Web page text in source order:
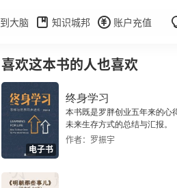
大脑 知识城邦 账户充值
喜欢这本书的人也喜欢
电子书
终身学习
本书既是罗胖创业五年来的心
未来生存方式的总结与汇报。
作者：罗振宇